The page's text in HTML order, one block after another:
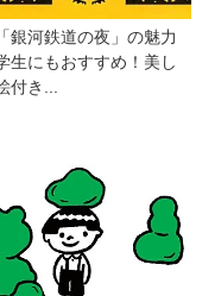
銀河鉄道の夜」の魅力
生にもおすすめ！美し
付き...